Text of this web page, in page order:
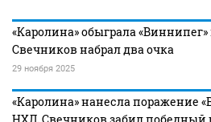
«Каролина» обыграла
Свечников набрал два очка
29 ноября 2025
«Каролина» нанесла поражение